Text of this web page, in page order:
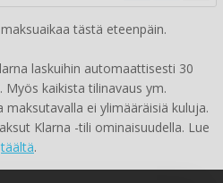
tästä eteenpäin.
laskuihin automaattisesti 30
kaikista tilinavaus ym.
ei ylimääräisiä kuluja.
Klarna -tili ominaisuudella. Lue
täältä.